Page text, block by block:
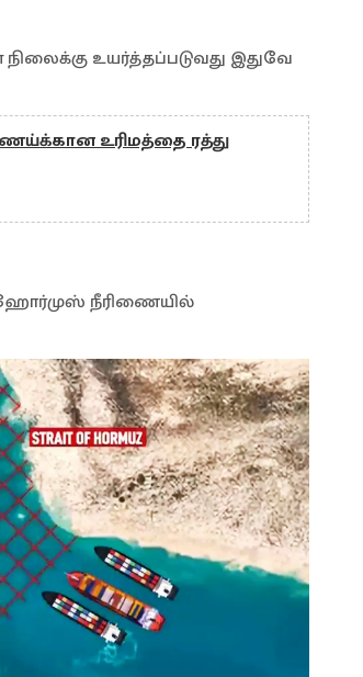
உயர்த்தப்படுவது இதுவே
உரிமத்தை ரத்து
நீரிணையில்